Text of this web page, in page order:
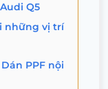
Q5
những vị trí
PPF nội